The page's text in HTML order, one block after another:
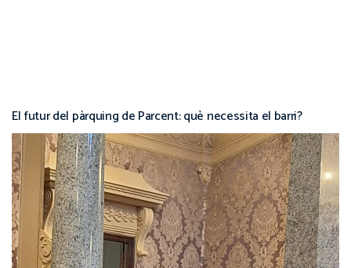
El futur del pàrquing de Parcent: què necessita el barri?